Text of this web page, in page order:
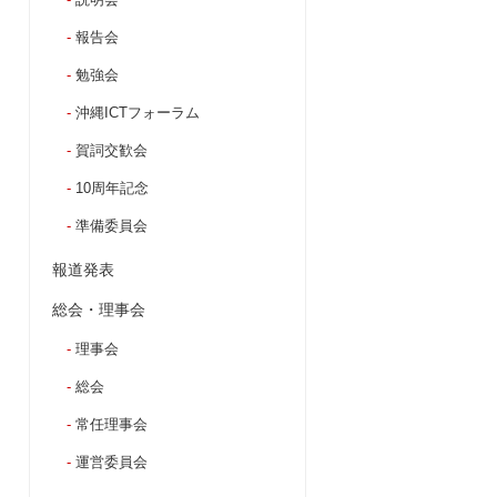
報告会
勉強会
沖縄ICTフォーラム
賀詞交歓会
10周年記念
準備委員会
報道発表
総会・理事会
理事会
総会
常任理事会
運営委員会